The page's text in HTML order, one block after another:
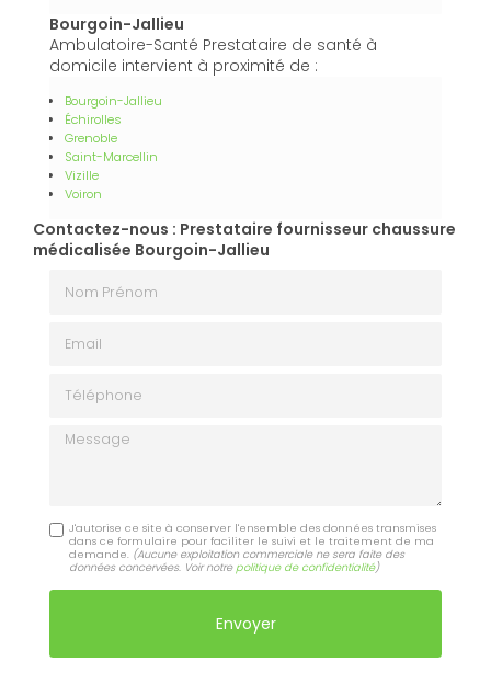
Bourgoin-Jallieu
Ambulatoire-Santé Prestataire de santé à
domicile intervient à proximité de :
Bourgoin-Jallieu
Échirolles
Grenoble
Saint-Marcellin
Vizille
Voiron
Contactez-nous : Prestataire fournisseur chaussure
médicalisée Bourgoin-Jallieu
Message
J'autorise ce site à conserver l'ensemble des données transmises
dans ce formulaire pour faciliter le suivi et le traitement de ma
demande. (Aucune exploitation commerciale ne sera faite des
données concervées. Voir notre politique de confidentialité)